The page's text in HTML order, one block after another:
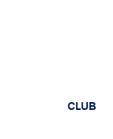
CLUB